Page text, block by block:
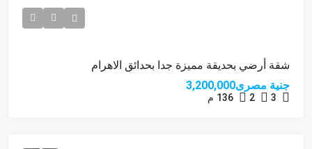
شقة أرضي بحديقة مميزة جدا بحدائق الاهرام
جنية مصرى3,200,000
3
2
136 م